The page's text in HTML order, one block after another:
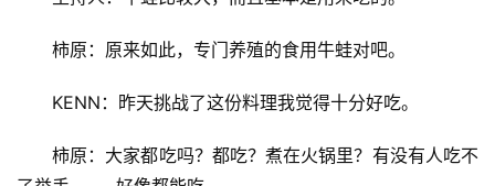
柿原：原来如此，专门养殖的食用牛蛙对吧。
KENN：昨天挑战了这份料理我觉得十分好吃。
柿原：大家都吃吗？都吃？煮在火锅里？有没有人吃不